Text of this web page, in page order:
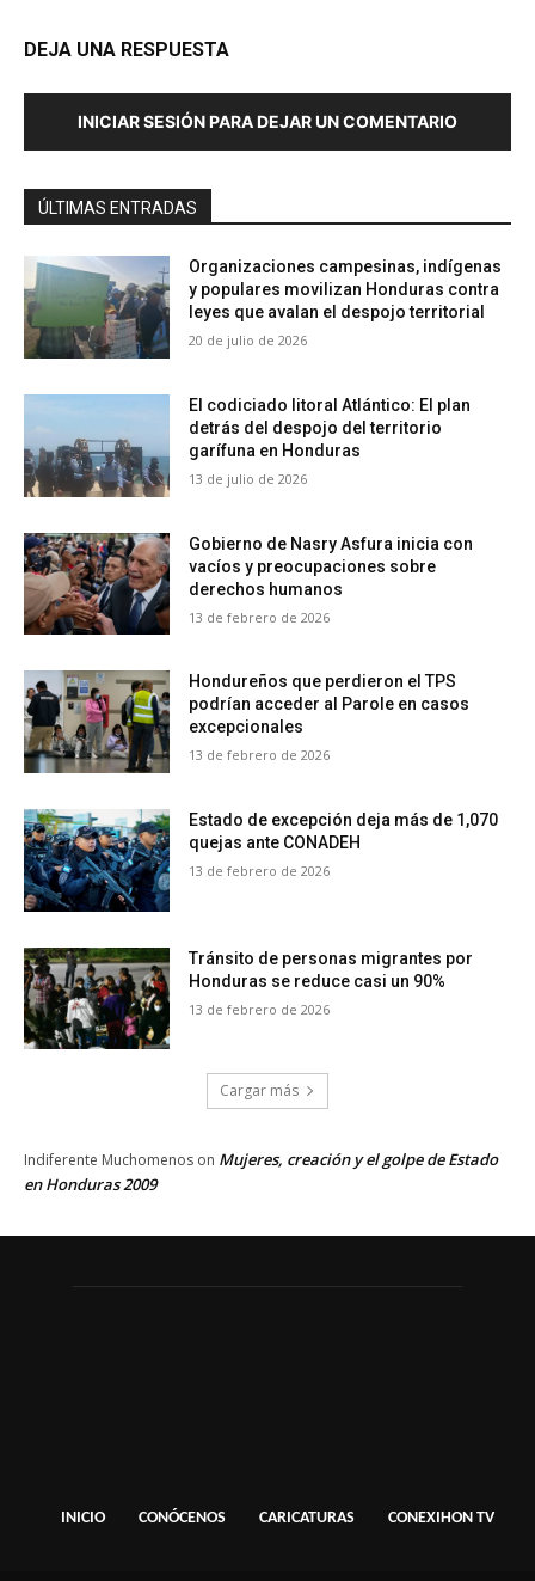
DEJA UNA RESPUESTA
INICIAR SESIÓN PARA DEJAR UN COMENTARIO
ÚLTIMAS ENTRADAS
Organizaciones campesinas, indígenas
y populares movilizan Honduras contra
leyes que avalan el despojo territorial
20 de julio de 2026
El codiciado litoral Atlántico: El plan
detrás del despojo del territorio
garífuna en Honduras
13 de julio de 2026
Gobierno de Nasry Asfura inicia con
vacíos y preocupaciones sobre
derechos humanos
13 de febrero de 2026
Hondureños que perdieron el TPS
podrían acceder al Parole en casos
excepcionales
13 de febrero de 2026
Estado de excepción deja más de 1,070
quejas ante CONADEH
13 de febrero de 2026
Tránsito de personas migrantes por
Honduras se reduce casi un 90%
13 de febrero de 2026
Cargar más
Indiferente Muchomenos on Mujeres, creación y el golpe de Estado
en Honduras 2009
INICIO CONÓCENOS CARICATURAS CONEXIHON TV